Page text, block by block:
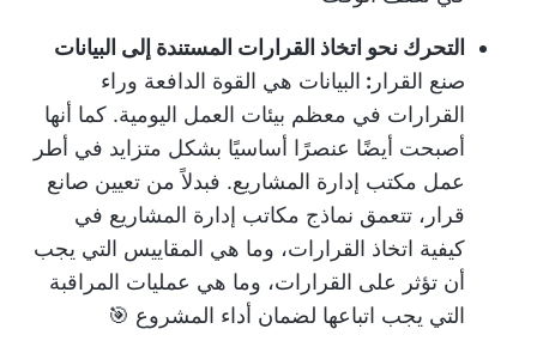
التحرك نحو اتخاذ القرارات المستندة إلى البيانات
صنع القرار : البيانات هي القوة الدافعة وراء
القرارات في معظم بيئات العمل اليومية. كما أنها
أصبحت أيضًا عنصرًا أساسيًا بشكل متزايد في أطر
عمل مكتب إدارة المشاريع. فبدلاً من تعيين صانع
قرار، تتعمق نماذج مكاتب إدارة المشاريع في
كيفية اتخاذ القرارات، وما هي المقاييس التي يجب
أن تؤثر على القرارات، وما هي عمليات المراقبة
التي يجب اتباعها لضمان أداء المشروع 🎯